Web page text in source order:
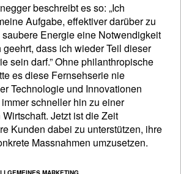
beschreibt es so: „Ich
Aufgabe, effektiver darüber zu
Energie eine Notwendigkeit
dass ich wieder Teil dieser
sein darf.” Ohne philanthropische
es diese Fernsehserie nie
Technologie und Innovationen
schneller hin zu einer
Jetzt ist die Zeit
Kunden dabei zu unterstützen, ihre
Massnahmen umzusetzen.